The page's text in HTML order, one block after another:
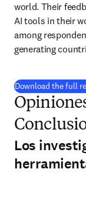
world. Their
AI tools in their
among
generating
Download the full
Los